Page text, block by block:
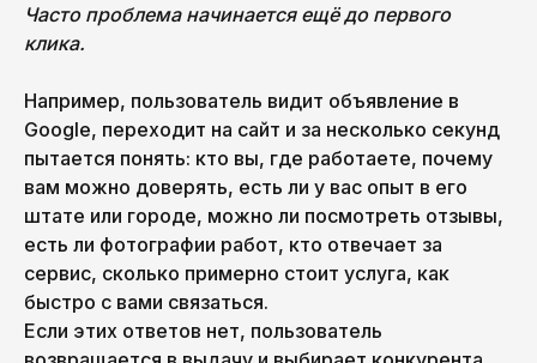
Часто проблема начинается ещё до первого
клика.
Например, пользователь видит объявление в
Google, переходит на сайт и за несколько секунд
пытается понять: кто вы, где работаете, почему
вам можно доверять, есть ли у вас опыт в его
штате или городе, можно ли посмотреть отзывы,
есть ли фотографии работ, кто отвечает за
сервис, сколько примерно стоит услуга, как
быстро с вами связаться.
Если этих ответов нет, пользователь